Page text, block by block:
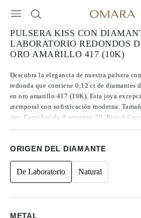
PULSERA KISS CON
LABORATORIO REDONDOS
ORO AMARILLO 417 (10K)
Descubra la elegancia de nuestra pulsera
redonda que contiene 0,12 ct de diamantes
en oro amarillo 417 (10K). Esta joya
atemporal con sofisticación moderna.
mm. Cantidad de diamantes: 29. Peso del
ORIGEN DEL DIAMANTE
De Laboratorio Natural
METAL